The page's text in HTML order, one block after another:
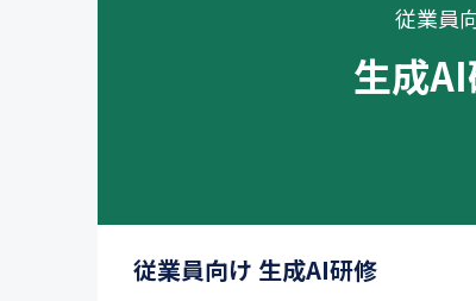
従業員
生成
従業員向け 生成AI研修